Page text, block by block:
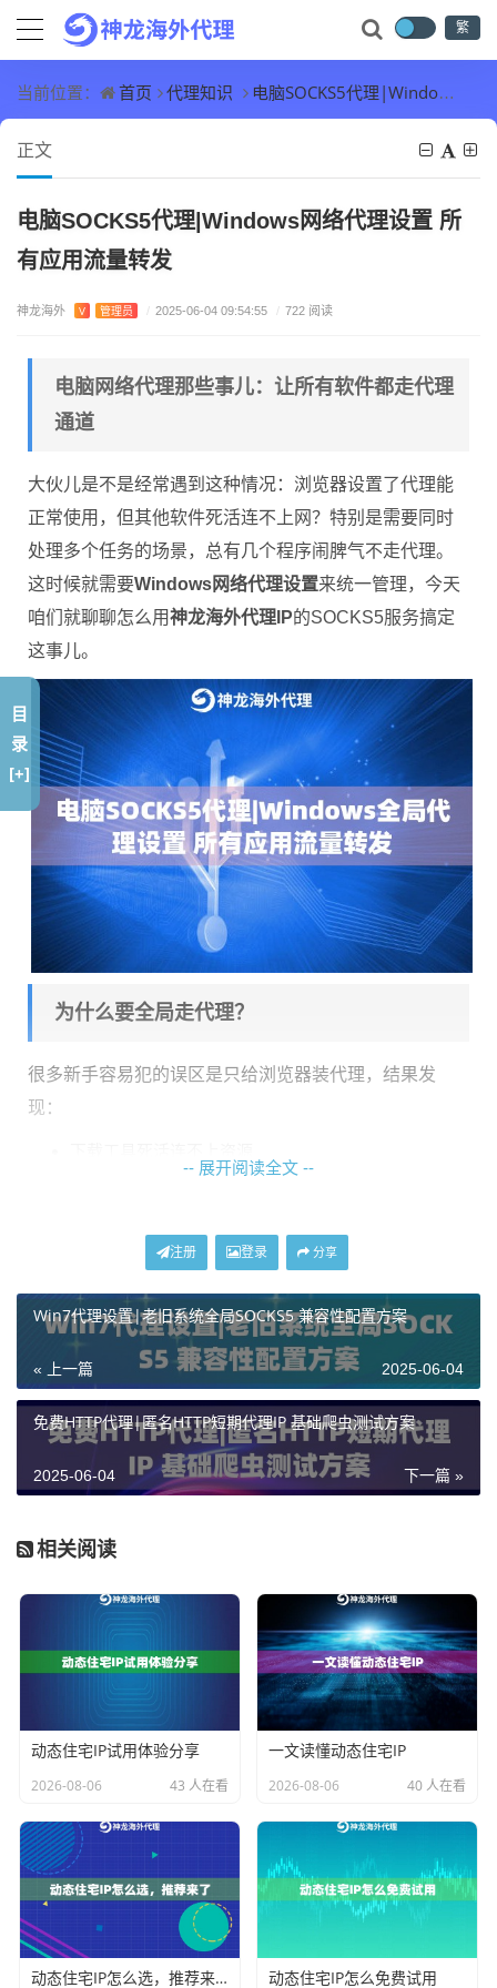
繁
当前位置： 首页 代理知识 电脑SOCKS5代理|Windows网络代理设置 所有应用流量转发
正文
电脑SOCKS5代理|Windows网络代理设置 所
有应用流量转发
神龙海外 V 管理员 / 2025-06-04 09:54:55 / 722 阅读
电脑网络代理那些事儿：让所有软件都走代理
通道
大伙儿是不是经常遇到这种情况：浏览器设置了代理能
正常使用，但其他软件死活连不上网？特别是需要同时
处理多个任务的场景，总有几个程序闹脾气不走代理。
这时候就需要Windows网络代理设置来统一管理，今天
咱们就聊聊怎么用神龙海外代理IP的SOCKS5服务搞定
这事儿。
为什么要全局走代理？
很多新手容易犯的误区是只给浏览器装代理，结果发
现：
这时候网络代理就像高速公路的ETC通道，甭管什么车
型（软件），都给安排专用车道。神龙海外代理IP的多
协议支持和IP池动态切换特性，特别适合需要长期稳定
连接的生产力场景。
四步搞定Windows全局设置
第一步：获取代理信息
意勾选长时稳定
用户名
密码
socks5.shenlongip.com
3000 user3 pass456
1. 按Win+I打开设置 → 网络和Internet → 代理
2. 在手动代理设置处填入服务器地址和端口
第三步：验证连接状态
打开命令提示符输入：
curl --socks5 socks5.shenlongip.com:300
0 -U user:pass http://checkip.shenlongi
-- 展开阅读全文 --
注册 登录 分享
Win7代理设置|老旧系统全局SOCKS5 兼容性配置方案
« 上一篇 2025-06-04
免费HTTP代理|匿名HTTP短期代理IP 基础爬虫测试方案
下一篇 »
2025-06-04
相关阅读
动态住宅IP试用体验分享
2026-08-06 43 人在看
一文读懂动态住宅IP
2026-08-06 40 人在看
动态住宅IP怎么选，推荐来了 动态住宅IP怎么免费试用
目
录
[+]